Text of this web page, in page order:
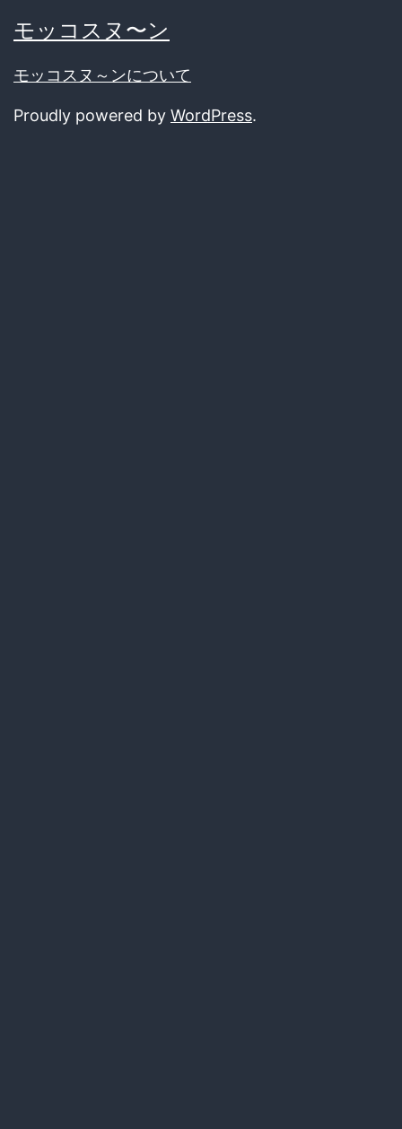
モッコスヌ〜ン
モッコスヌ～ンについて
Proudly powered by WordPress.